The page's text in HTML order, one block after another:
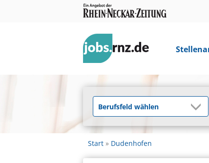
Start Dudenhofen